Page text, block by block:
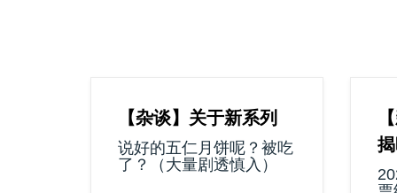
【杂谈】关于新系列
说好的五仁月饼呢？被吃
了？（大量剧透慎入）